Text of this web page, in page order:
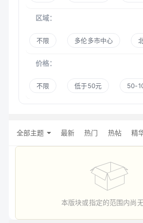
区域：
不限 多伦多市中心
价格：
不限 低于50元 50-
全部主题 最新 热门 热帖 精
本版块或指定的范围内尚